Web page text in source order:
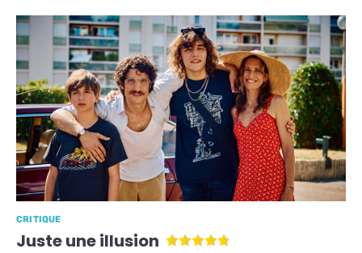
CRITIQUE
Juste une illusion